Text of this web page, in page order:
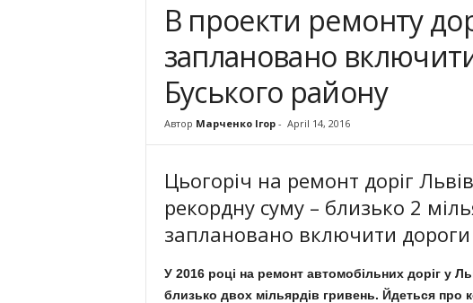
В проекти ремонту
заплановано
Буського району
Автор Марченко Ігор- April 14, 2016
Цьогоріч на ремонт доріг
рекордну суму – близько 2
заплановано включити
У 2016 році на ремонт автомобільних доріг у
близько двох мільярдів гривень. Йдеться про